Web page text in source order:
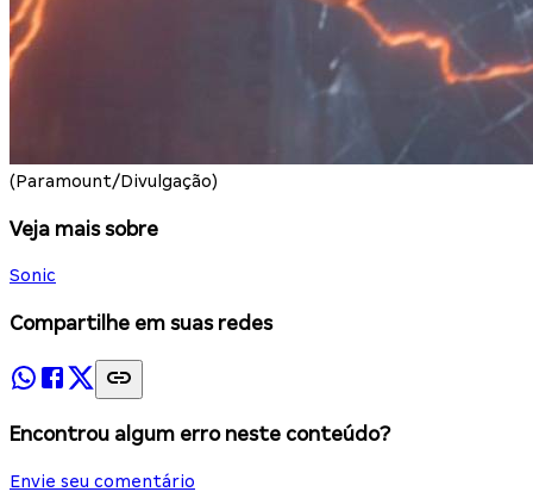
(Paramount/Divulgação)
Veja mais sobre
Sonic
Compartilhe em suas redes
Encontrou algum erro neste conteúdo?
Envie seu comentário